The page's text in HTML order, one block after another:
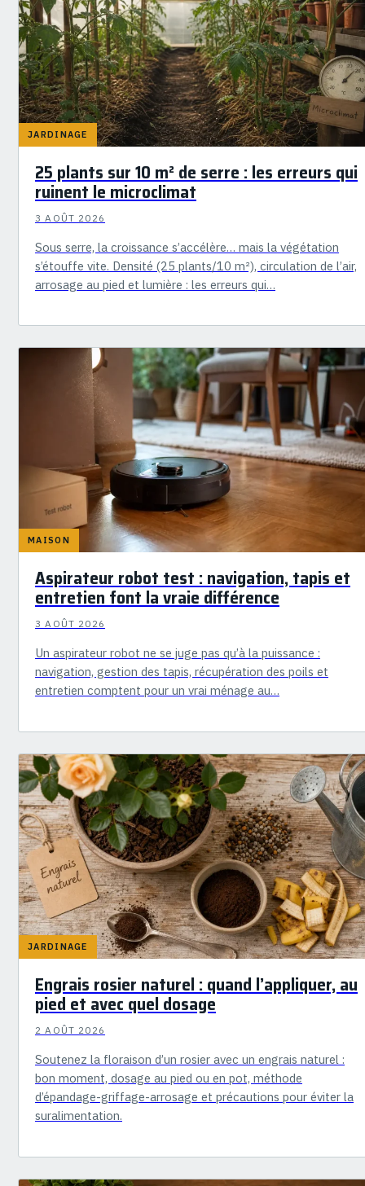
JARDINAGE
25 plants sur 10 m² de serre : les erreurs qui
ruinent le microclimat
3 AOÛT 2026
Sous serre, la croissance s’accélère… mais la végétation
s’étouffe vite. Densité (25 plants/10 m²), circulation de l’air,
arrosage au pied et lumière : les erreurs qui…
MAISON
Aspirateur robot test : navigation, tapis et
entretien font la vraie différence
3 AOÛT 2026
Un aspirateur robot ne se juge pas qu’à la puissance :
navigation, gestion des tapis, récupération des poils et
entretien comptent pour un vrai ménage au…
JARDINAGE
Engrais rosier naturel : quand l’appliquer, au
pied et avec quel dosage
2 AOÛT 2026
Soutenez la floraison d’un rosier avec un engrais naturel :
bon moment, dosage au pied ou en pot, méthode
d’épandage-griffage-arrosage et précautions pour éviter la
suralimentation.